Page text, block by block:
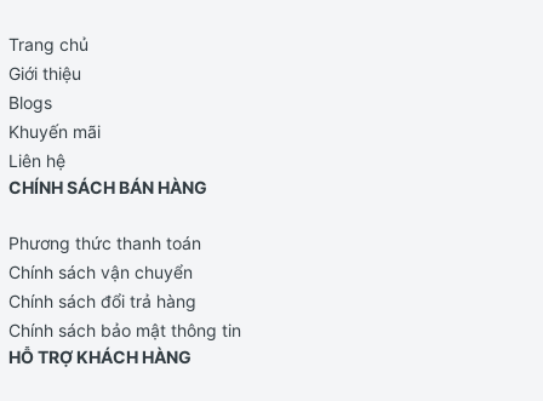
Trang chủ
Giới thiệu
Blogs
Khuyến mãi
Liên hệ
CHÍNH SÁCH BÁN HÀNG
Phương thức thanh toán
Chính sách vận chuyển
Chính sách đổi trả hàng
Chính sách bảo mật thông tin
HỖ TRỢ KHÁCH HÀNG